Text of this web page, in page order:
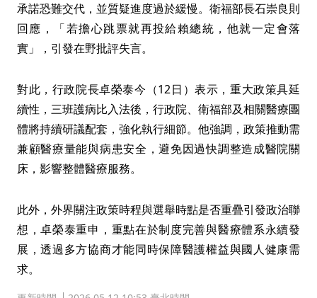
承諾恐難交代，並質疑進度過於緩慢。衛福部長石崇良則
回應，「若擔心跳票就再投給賴總統，他就一定會落
實」，引發在野批評失言。
對此，行政院長卓榮泰今（12日）表示，重大政策具延
續性，三班護病比入法後，行政院、衛福部及相關醫療團
體將持續研議配套，強化執行細節。他強調，政策推動需
兼顧醫療量能與病患安全，避免因過快調整造成醫院關
床，影響整體醫療服務。
此外，外界關注政策時程與選舉時點是否重疊引發政治聯
想，卓榮泰重申，重點在於制度完善與醫療體系永續發
展，透過多方協商才能同時保障醫護權益與國人健康需
求。